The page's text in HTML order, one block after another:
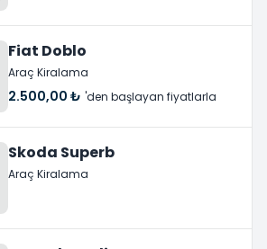
Fiat Doblo
Araç Kiralama
2.500,00 ₺ 'den başlayan fiyatlarla
Skoda Superb
Araç Kiralama